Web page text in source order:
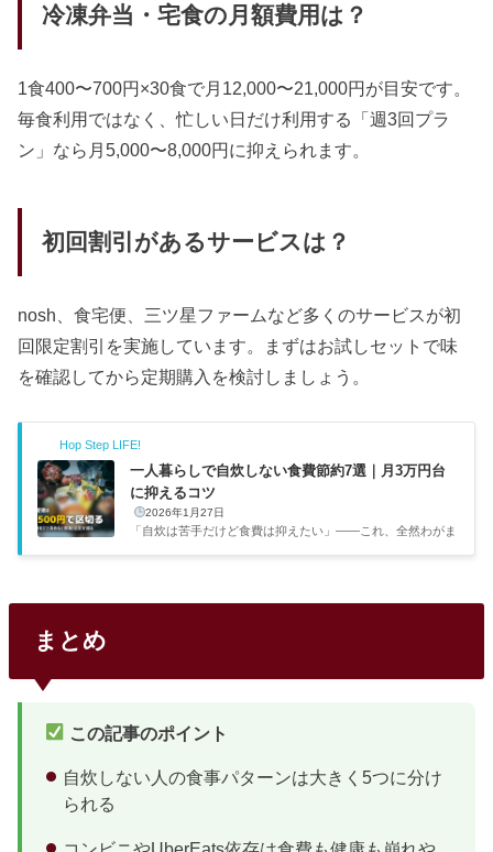
冷凍弁当・宅食の月額費用は？
1食400〜700円×30食で月12,000〜21,000円が目安です。
毎食利用ではなく、忙しい日だけ利用する「週3回プラ
ン」なら月5,000〜8,000円に抑えられます。
初回割引があるサービスは？
nosh、食宅便、三ツ星ファームなど多くのサービスが初
回限定割引を実施しています。まずはお試しセットで味
を確認してから定期購入を検討しましょう。
Hop Step LIFE!
一人暮らしで自炊しない食費節約7選｜月3万円台
に抑えるコツ
2026年1月27日
「自炊は苦手だけど食費は抑えたい」——これ、全然わがま
ツを紹介します。食費の管理って、何から始めたらいいんだ
予算を設定して、週ごとに把握するのがおすすめです。僕は
まとめ
この記事のポイント
自炊しない人の食事パターンは大きく5つに分け
られる